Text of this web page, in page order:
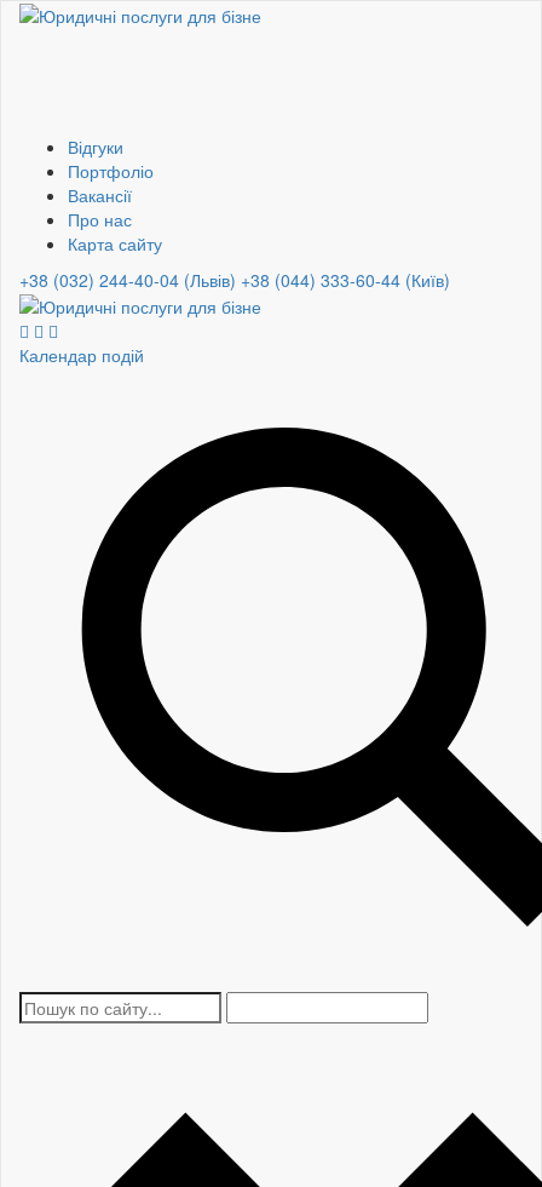
Відгуки
Портфоліо
Вакансії
Про нас
Карта сайту
+38 (032) 244-40-04 (Львів) +38 (044) 333-60-44 (Київ)
Календар подій